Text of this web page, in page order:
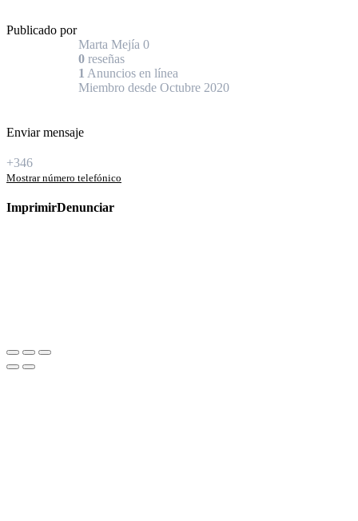
Publicado por
Marta Mejía 0
0 reseñas
1 Anuncios en línea
Miembro desde Octubre 2020
Enviar mensaje
+346
Mostrar número telefónico
ImprimirDenunciar